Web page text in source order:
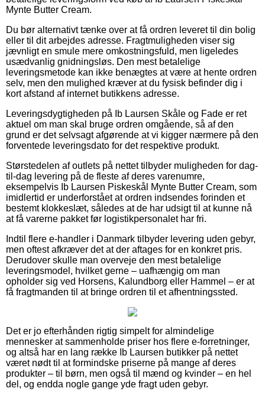
Mynte Butter Cream.
Du bør alternativt tænke over at få ordren leveret til din bolig
eller til dit arbejdes adresse. Fragtmuligheden viser sig
jævnligt en smule mere omkostningsfuld, men ligeledes
usædvanlig gnidningsløs. Den mest betalelige
leveringsmetode kan ikke benægtes at være at hente ordren
selv, men den mulighed kræver at du fysisk befinder dig i
kort afstand af internet butikkens adresse.
Leveringsdygtigheden på Ib Laursen Skåle og Fade er ret
aktuel om man skal bruge ordren omgående, så af den
grund er det selvsagt afgørende at vi kigger nærmere på den
forventede leveringsdato for det respektive produkt.
Størstedelen af outlets på nettet tilbyder muligheden for dag-
til-dag levering på de fleste af deres varenumre,
eksempelvis Ib Laursen Piskeskål Mynte Butter Cream, som
imidlertid er underforstået at ordren indsendes forinden et
bestemt klokkeslæt, således at de har udsigt til at kunne nå
at få varerne pakket før logistikpersonalet har fri.
Indtil flere e-handler i Danmark tilbyder levering uden gebyr,
men oftest afkræver det at der aftages for en konkret pris.
Derudover skulle man overveje den mest betalelige
leveringsmodel, hvilket gerne – uafhængig om man
opholder sig ved Horsens, Kalundborg eller Hammel – er at
få fragtmanden til at bringe ordren til et afhentningssted.
Det er jo efterhånden rigtig simpelt for almindelige
mennesker at sammenholde priser hos flere e-forretninger,
og altså har en lang række Ib Laursen butikker på nettet
været nødt til at formindske priserne på mange af deres
produkter – til børn, men også til mænd og kvinder – en hel
del, og endda nogle gange yde fragt uden gebyr.